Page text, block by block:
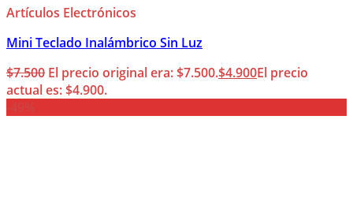
Artículos Electrónicos
Mini Teclado Inalámbrico Sin Luz
$7.500 El precio original era: $7.500.$4.900El precio
actual es: $4.900.